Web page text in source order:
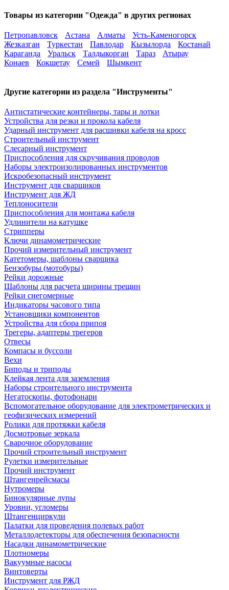
Товары из категории "Одежда" в других регионах
Петропавловск Астана Алматы
Усть-Каменогорск
Жезказган
Туркестан Павлодар Кызылорда
Костанай
Караганда
Уральск Талдыкорган Тараз
Атырау
Конаев
Кокшетау Семей Шымкент
Другие категории из раздела "Инструменты"
Антистатические контейнеры, тары и лотки
Устройства для резки и прокола кабеля
Ударный инструмент для расшивки кабеля на кросс
Строительный инструмент
Слесарный инструмент
Приспособления для скручивания проводов
Наборы электроизолированных инструментов
Искробезопасный инструмент
Инструмент для сварщиков
Инструмент для ЖД
Теплоносители
Приспособления для монтажа кабеля
Удлинители на катушке
Стрипперы
Ключи динамометрические
Прочий измерительный инструмент
Катетомеры, шаблоны сварщика
Бензобуры (мотобуры)
Рейки дорожные
Шаблоны для расчета ширины трещин
Рейки снегомерные
Индикаторы часового типа
Установщики компонентов
Устройства для сбора припоя
Трегеры, адаптеры трегеров
Отвесы
Компасы и буссоли
Вехи
Биподы и триподы
Клейкая лента для заземления
Наборы строительного инструмента
Негатоскопы, фотофонари
Вспомогательное оборудование для электрометрических и
геофизических измерений
Ролики для протяжки кабеля
Досмотровые зеркала
Сварочное оборудование
Прочий строительный инструмент
Рулетки измерительные
Прочий инструмент
Штангенрейсмасы
Нутромеры
Бинокулярные лупы
Уровни, угломеры
Штангенциркули
Палатки для проведения полевых работ
Металлодетекторы для обеспечения безопасности
Насадки динамометрические
Плотномеры
Вакуумные насосы
Винтоверты
Инструмент для РЖД